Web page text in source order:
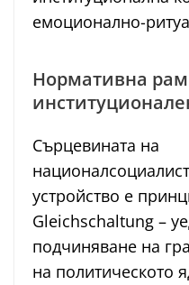
емоционално-
Нормативна
Сърцевината на
устройство е
Gleichschaltung –
подчиняване на
на политическото